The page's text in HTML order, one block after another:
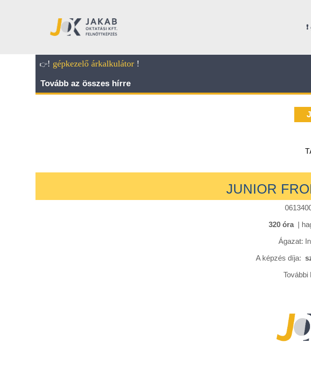
👉! gépkezelő árkalkulátor !
Tovább az összes hírre
JUNIOR
320 óra|
Ágazat:
A képzés díja:
További